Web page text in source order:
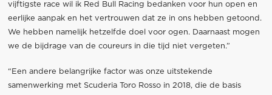
vijftigste race wil ik Red Bull Racing bedanken voor hun open en
eerlijke aanpak en het vertrouwen dat ze in ons hebben getoond.
We hebben namelijk hetzelfde doel voor ogen. Daarnaast mogen
we de bijdrage van de coureurs in die tijd niet vergeten.”
“Een andere belangrijke factor was onze uitstekende
samenwerking met Scuderia Toro Rosso in 2018, die de basis